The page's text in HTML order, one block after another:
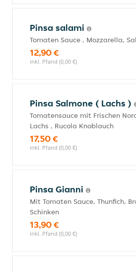
Pinsa salami
Tomaten Sauce , Mozzarella,
12,90 €
inkl. Pfand (0,00 €)
Pinsa Salmone ( Lachs )
Tomatensauce mit Frischen
Lachs , Rucola Knoblauch
17,50 €
inkl. Pfand (0,00 €)
Pinsa Gianni
Mit Tomaten Sauce, Thunfich,
Schinken
13,90 €
inkl. Pfand (0,00 €)